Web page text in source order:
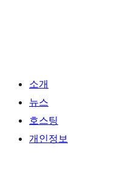
소개
뉴스
호스팅
개인정보